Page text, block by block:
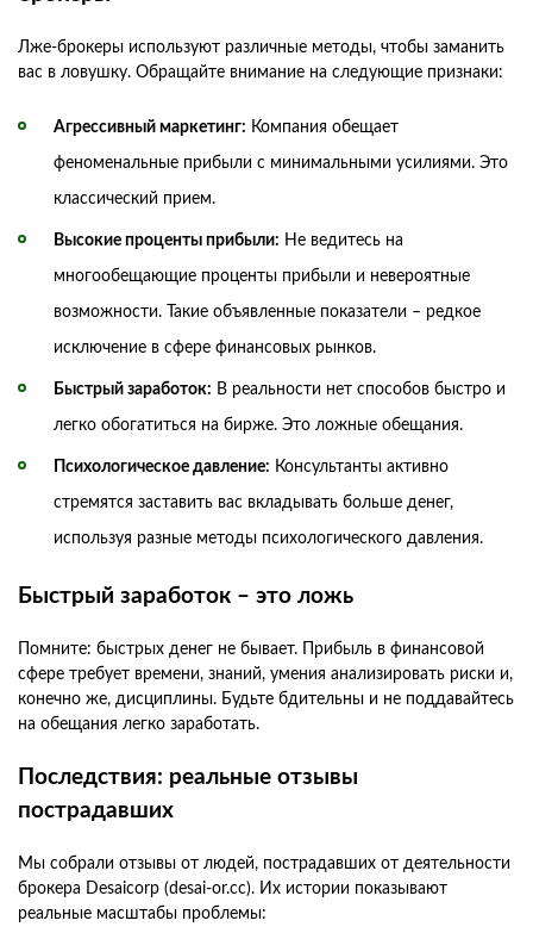
Лже-брокеры используют различные методы, чтобы заманить
вас в ловушку. Обращайте внимание на следующие признаки:
Агрессивный маркетинг: Компания обещает
феноменальные прибыли с минимальными усилиями. Это
классический прием.
Высокие проценты прибыли: Не ведитесь на
многообещающие проценты прибыли и невероятные
возможности. Такие объявленные показатели – редкое
исключение в сфере финансовых рынков.
Быстрый заработок: В реальности нет способов быстро и
легко обогатиться на бирже. Это ложные обещания.
Психологическое давление: Консультанты активно
стремятся заставить вас вкладывать больше денег,
используя разные методы психологического давления.
Быстрый заработок – это ложь
Помните: быстрых денег не бывает. Прибыль в финансовой
сфере требует времени, знаний, умения анализировать риски и,
конечно же, дисциплины. Будьте бдительны и не поддавайтесь
на обещания легко заработать.
Последствия: реальные отзывы
пострадавших
Мы собрали отзывы от людей, пострадавших от деятельности
брокера Desaicorp (desai-or.cc). Их истории показывают
реальные масштабы проблемы: